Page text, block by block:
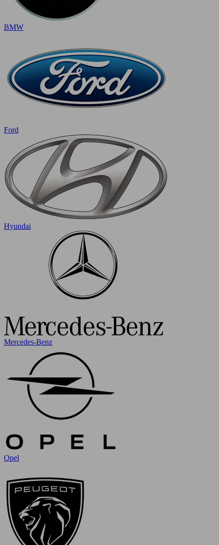
BMW
Ford
Hyundai
Mercedes-Benz
Opel